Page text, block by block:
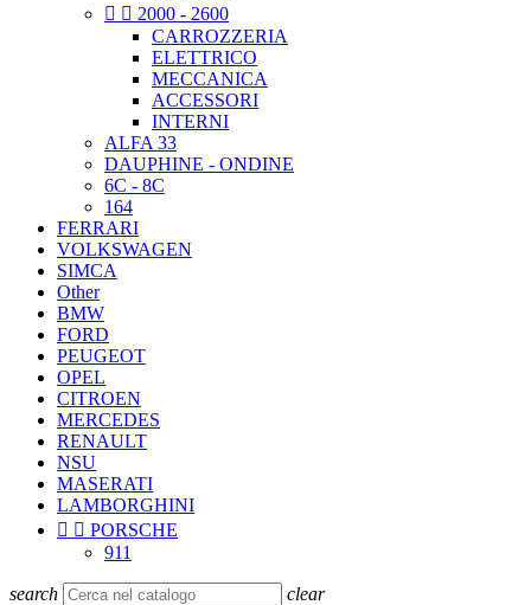
  2000 - 2600
CARROZZERIA
ELETTRICO
MECCANICA
ACCESSORI
INTERNI
ALFA 33
DAUPHINE - ONDINE
6C - 8C
164
FERRARI
VOLKSWAGEN
SIMCA
Other
BMW
FORD
PEUGEOT
OPEL
CITROEN
MERCEDES
RENAULT
NSU
MASERATI
LAMBORGHINI
  PORSCHE
911
search clear